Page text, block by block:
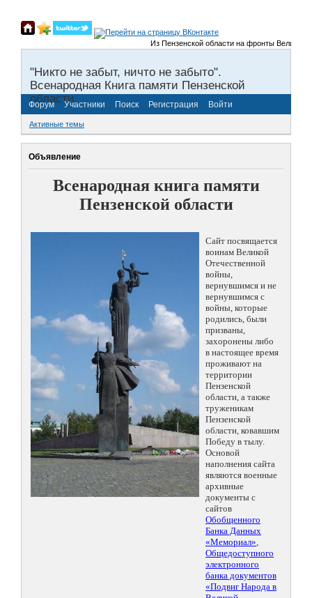
Из Пензенской области на фронты Великой
"Никто не забыт, ничто не забыто".
Всенародная Книга памяти Пензенской
области.
Форум Участники Поиск Регистрация Войти
Активные темы
Объявление
Всенародная книга памяти
Пензенской области
Сайт посвящается
воинам Великой
Отечественной
войны,
вернувшимся и не
вернувшимся с
войны, которые
родились, были
призваны,
захоронены либо
в настоящее время
проживают на
территории
Пензенской
области, а также
труженикам
Пензенской
области, ковавшим
Победу в тылу.
Основой
наполнения сайта
являются военные
архивные
документы с
сайтов
Обобщенного
Банка Данных
«Мемориал»,
Общедоступного
электронного
банка документов
«Подвиг Народа в